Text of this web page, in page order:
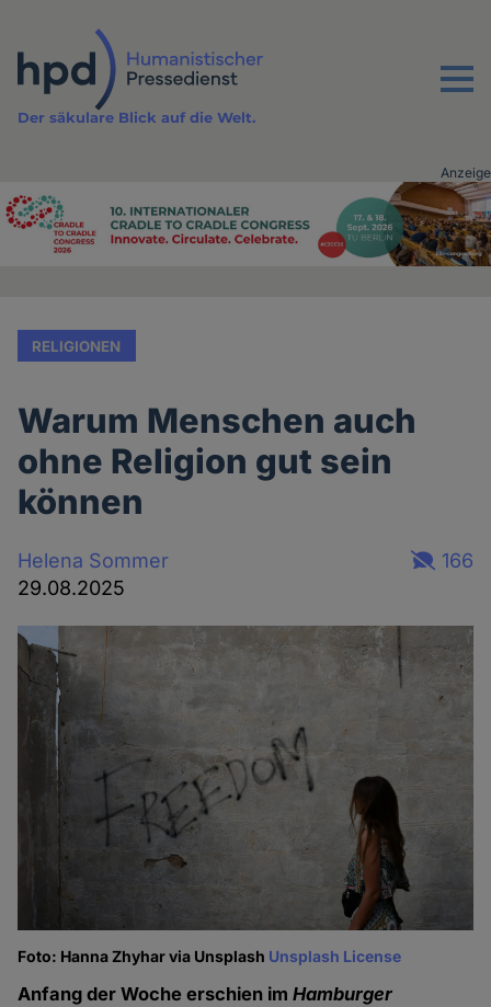
Inhalt
Menu
Der säkulare Blick auf die Welt.
Advertising
Anzeige
RELIGIONEN
Warum Menschen auch
ohne Religion gut sein
können
Helena Sommer
29.08.2025
166
Foto: Hanna Zhyhar via Unsplash Unsplash License
Anfang der Woche erschien imHamburger